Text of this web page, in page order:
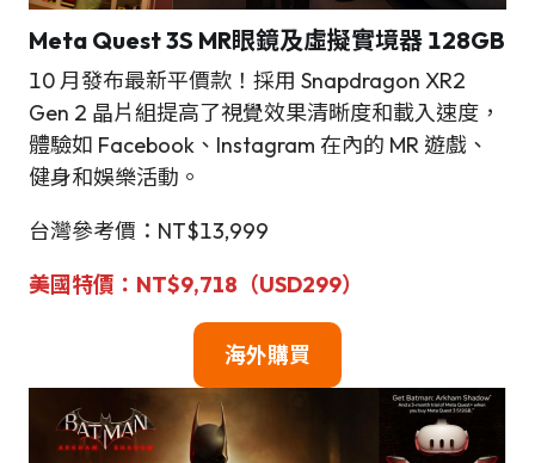
Meta Quest 3S MR眼鏡及虛擬實境器 128GB
10 月發布最新平價款！採用 Snapdragon XR2
Gen 2 晶片組提高了視覺效果清晰度和載入速度，
體驗如 Facebook、Instagram 在內的 MR 遊戲、
健身和娛樂活動。
台灣參考價：NT$13,999
美國特價：NT$9,718（USD299）
海外購買